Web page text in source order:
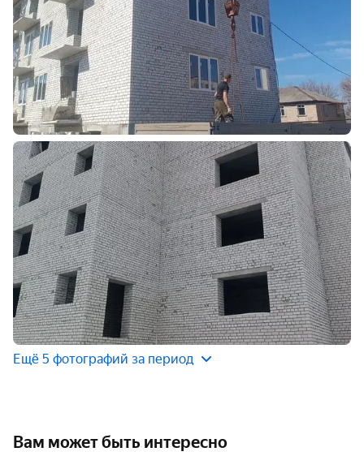
Ещё 5 фотографий за период
Вам может быть интересно